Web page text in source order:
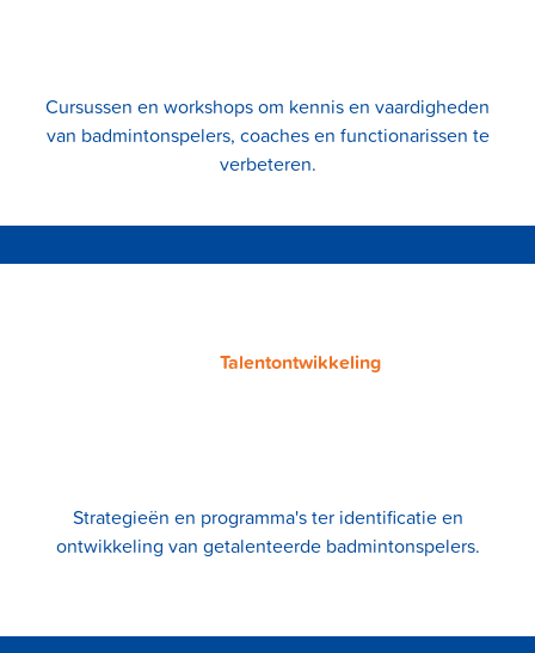
Cursussen en workshops om kennis en vaardigheden
van badmintonspelers, coaches en functionarissen te
verbeteren.
Talentontwikkeling
Strategieën en programma's ter identificatie en
ontwikkeling van getalenteerde badmintonspelers.